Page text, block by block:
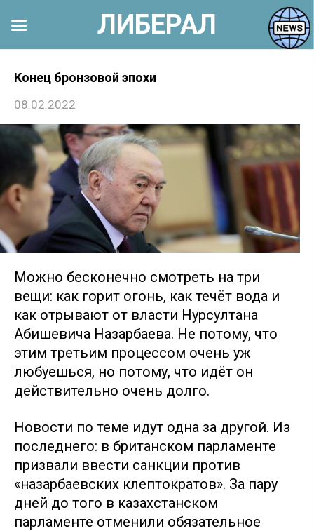
Конец бронзовой эпохи
08.02.2022
Можно бесконечно смотреть на три
вещи: как горит огонь, как течёт вода и
как отрывают от власти Нурсултана
Абишевича Назарбаева. Не потому, что
этим третьим процессом очень уж
любуешься, но потому, что идёт он
действительно очень долго.
Новости по теме идут одна за другой. Из
последнего: в британском парламенте
призвали ввести санкции против
«назарбаевских клептократов». За пару
дней до того в казахстанском
парламенте отменили обязательное
ЛИБЕРАЛ